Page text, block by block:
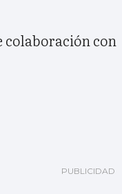
colaboración con